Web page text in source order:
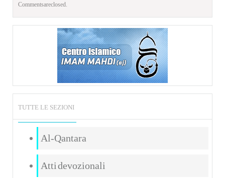
Comments are closed.
TUTTE LE SEZIONI
Al-Qantara
Atti devozionali